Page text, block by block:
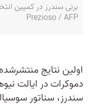
Prezioso / AFP
اولین نتایج
دموکرات در ایالت
سندرز، سناتور